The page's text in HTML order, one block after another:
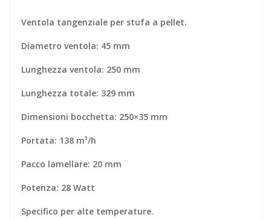
Ventola tangenziale per stufa a pellet.
Diametro ventola: 45 mm
Lunghezza ventola: 250 mm
Lunghezza totale: 329 mm
Dimensioni bocchetta: 250×35 mm
Portata: 138 m³/h
Pacco lamellare: 20 mm
Potenza: 28 Watt
Specifico per alte temperature.